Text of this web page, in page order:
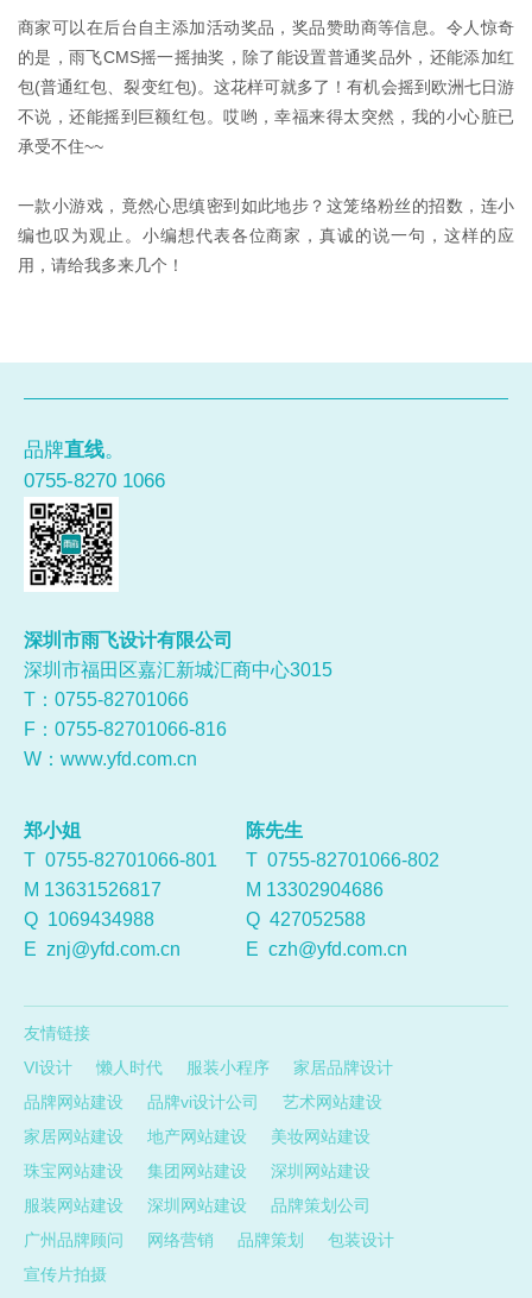
商家可以在后台自主添加活动奖品，奖品赞助商等信息。令人惊奇
的是，雨飞CMS摇一摇抽奖，除了能设置普通奖品外，还能添加红
包(普通红包、裂变红包)。这花样可就多了！有机会摇到欧洲七日游
不说，还能摇到巨额红包。哎哟，幸福来得太突然，我的小心脏已
承受不住~~
一款小游戏，竟然心思缜密到如此地步？这笼络粉丝的招数，连小
编也叹为观止。小编想代表各位商家，真诚的说一句，这样的应
用，请给我多来几个！
品牌直线。
0755-8270 1066
深圳市雨飞设计有限公司
深圳市福田区嘉汇新城汇商中心3015
T：0755-82701066
F：0755-82701066-816
W： www.yfd.com.cn
郑小姐
T 0755-82701066-801
M 13631526817
Q 1069434988
E znj@yfd.com.cn
陈先生
T 0755-82701066-802
M 13302904686
Q 427052588
E czh@yfd.com.cn
友情链接
VI设计
懒人时代 服装小程序
家居品牌设计
品牌网站建设
品牌vi设计公司
艺术网站建设
家居网站建设
地产网站建设
美妆网站建设
珠宝网站建设
集团网站建设
深圳网站建设
服装网站建设
深圳网站建设
品牌策划公司
广州品牌顾问
网络营销 品牌策划
包装设计
宣传片拍摄